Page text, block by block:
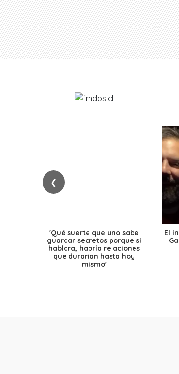
❮
'Qué suerte que uno sabe
guardar secretos porque si
hablara, habría relaciones
que durarían hasta hoy
mismo'
El